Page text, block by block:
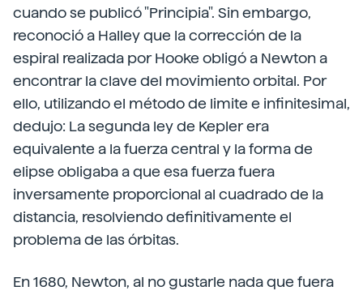
cuando se publicó "Principia". Sin embargo,
reconoció a Halley que la corrección de la
espiral realizada por Hooke obligó a Newton a
encontrar la clave del movimiento orbital. Por
ello, utilizando el método de limite e infinitesimal,
dedujo: La segunda ley de Kepler era
equivalente a la fuerza central y la forma de
elipse obligaba a que esa fuerza fuera
inversamente proporcional al cuadrado de la
distancia, resolviendo definitivamente el
problema de las órbitas.
En 1680, Newton, al no gustarle nada que fuera